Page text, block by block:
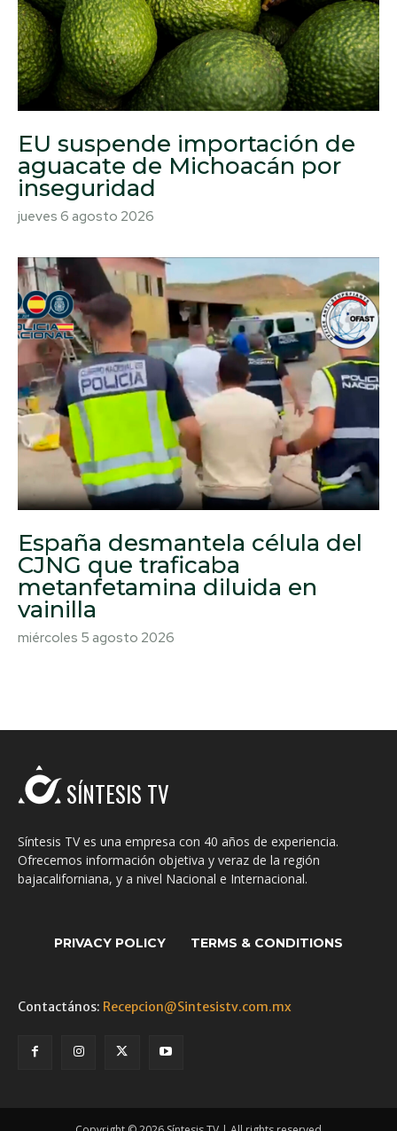
EU suspende importación de
aguacate de Michoacán por
inseguridad
jueves 6 agosto 2026
España desmantela célula del
CJNG que traficaba
metanfetamina diluida en
vainilla
miércoles 5 agosto 2026
SÍNTESIS TV
Síntesis TV es una empresa con 40 años de experiencia.
Ofrecemos información objetiva y veraz de la región
bajacaliforniana, y a nivel Nacional e Internacional.
PRIVACY POLICY TERMS & CONDITIONS
Contactános: Recepcion@Sintesistv.com.mx